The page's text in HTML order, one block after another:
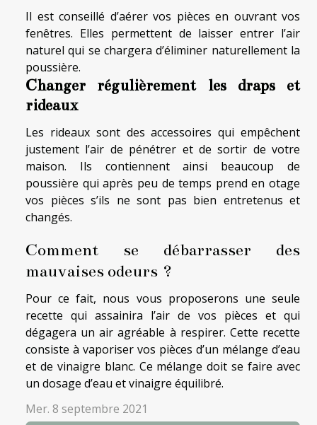
Il est conseillé d’aérer vos pièces en ouvrant vos
fenêtres. Elles permettent de laisser entrer l’air
naturel qui se chargera d’éliminer naturellement la
poussière.
Changer régulièrement les draps et
rideaux
Les rideaux sont des accessoires qui empêchent
justement l’air de pénétrer et de sortir de votre
maison. Ils contiennent ainsi beaucoup de
poussière qui après peu de temps prend en otage
vos pièces s’ils ne sont pas bien entretenus et
changés.
Comment se débarrasser des
mauvaises odeurs ?
Pour ce fait, nous vous proposerons une seule
recette qui assainira l’air de vos pièces et qui
dégagera un air agréable à respirer. Cette recette
consiste à vaporiser vos pièces d’un mélange d’eau
et de vinaigre blanc. Ce mélange doit se faire avec
un dosage d’eau et vinaigre équilibré.
Mer. 8 septembre 2021